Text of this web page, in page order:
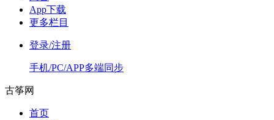
App下载
更多栏目
登录/注册
手机/PC/APP多端同步
古筝网
首页